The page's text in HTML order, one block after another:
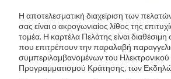
Η αποτελεσματική διαχείριση των
σας είναι ο ακρογωνιαίος λίθος της
τομέα. Η καρτέλα Πελάτης είναι διαθέσιμη
που επιτρέπουν την παραλαβή
συμπεριλαμβανομένων του
Προγραμματισμού Κράτησης, των